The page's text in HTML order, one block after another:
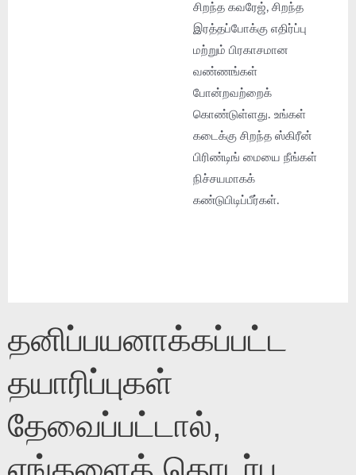
சிறந்த கவரேஜ், சிறந்த
இரத்தப்போக்கு எதிர்ப்பு
மற்றும் பிரகாசமான
வண்ணங்கள்
போன்றவற்றைக்
கொண்டுள்ளது. உங்கள்
கடைக்கு சிறந்த ஸ்கிரீன்
பிரிண்டிங் மையை நீங்கள்
நிச்சயமாகக்
கண்டுபிடிப்பீர்கள்.
தனிப்பயனாக்கப்பட்ட
தயாரிப்புகள்
தேவைப்பட்டால்,